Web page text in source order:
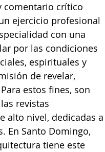
Día Concurso de arte
comentario crítico
ejercicio profesional
con una
por las condiciones
espirituales y
de revelar,
estos fines, son
revistas
alto nivel, dedicadas a
En Santo Domingo,
tiene este